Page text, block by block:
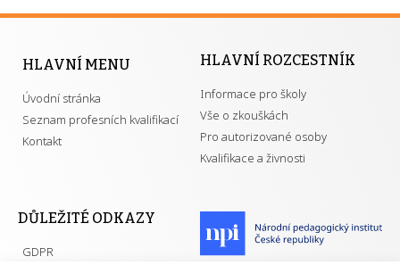
HLAVNÍ MENU
Úvodní stránka
Seznam profesních kvalifikací
Kontakt
HLAVNÍ ROZCESTNÍK
Informace pro školy
Vše o zkouškách
Pro autorizované osoby
Kvalifikace a živnosti
DŮLEŽITÉ ODKAZY
GDPR